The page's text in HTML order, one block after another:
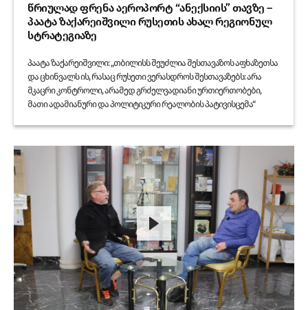
წრიულად ფრენა აეროპორტ “ანექსიის” თავზე –
პაატა ზაქარეიშვილი რუსეთის ახალ რეგიონულ
სტრატეგიაზე
პაატა ზაქარეიშვილი: „თბილისს შეუძლია შესთავაზოს აფხაზეთსა
და ცხინვალს ის, რასაც რუსეთი ვერასდროს შესთავაზებს: არა
მკაცრი კონტროლი, არამედ გრძელვადიანი ურთიერთობები,
მათი ადამიანური და პოლიტიკური რეალობის პატივისცემა“